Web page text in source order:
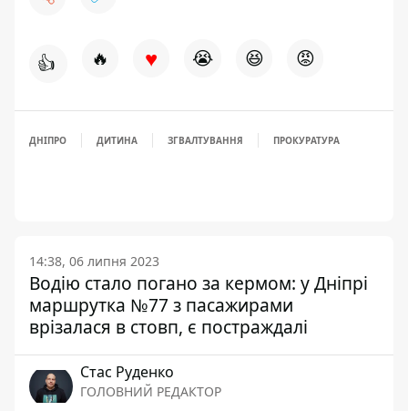
👍 🔥 ♥ 😭 😆 😡
ДНІПРО ДИТИНА ЗГВАЛТУВАННЯ ПРОКУРАТУРА
14:38, 06 липня 2023
Водію стало погано за кермом: у Дніпрі
маршрутка №77 з пасажирами
врізалася в стовп, є постраждалі
Стас Руденко
ГОЛОВНИЙ РЕДАКТОР